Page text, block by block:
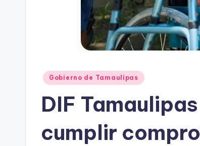
Publicado
Gobierno de Tamaulipas
DIF
cumplir